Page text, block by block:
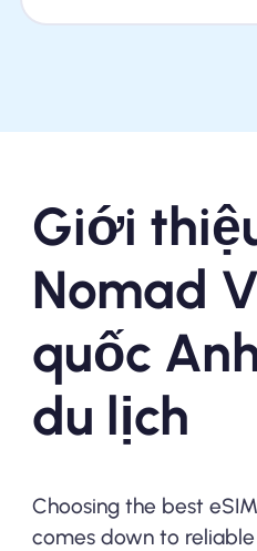
Giới
Nomad
quốc
du lịch
Choosing the best
comes down to